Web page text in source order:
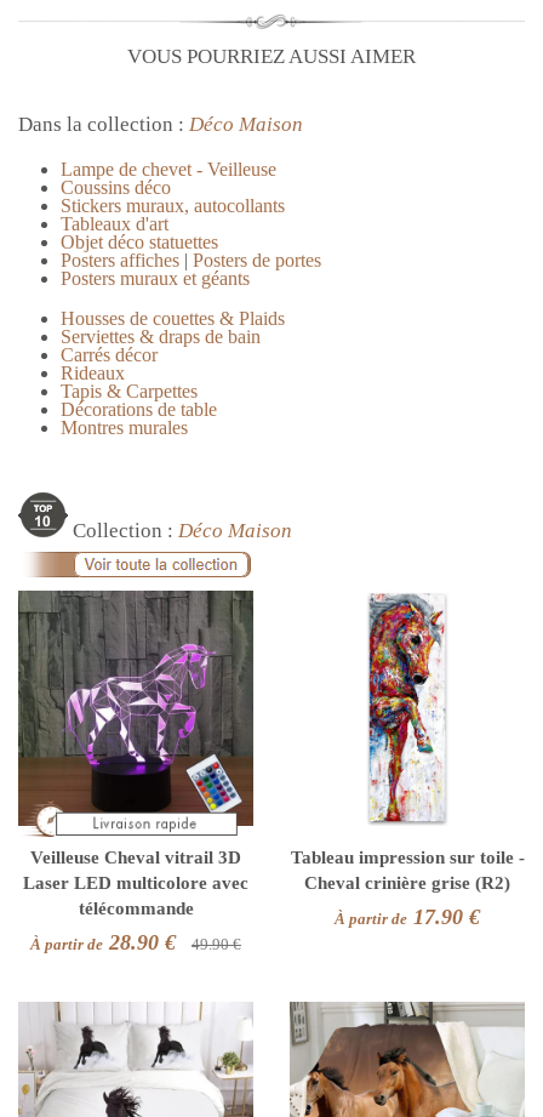
VOUS POURRIEZ AUSSI AIMER
Dans la collection : Déco Maison
Lampe de chevet - Veilleuse
Coussins déco
Stickers muraux, autocollants
Tableaux d'art
Objet déco statuettes
Posters affiches | Posters de portes
Posters muraux et géants
Housses de couettes & Plaids
Serviettes & draps de bain
Carrés décor
Rideaux
Tapis & Carpettes
Décorations de table
Montres murales
Collection : Déco Maison
Veilleuse Cheval vitrail 3D
Laser LED multicolore avec
télécommande
À partir de 28.90 € 49.90 €
Tableau impression sur toile -
Cheval crinière grise (R2)
À partir de 17.90 €